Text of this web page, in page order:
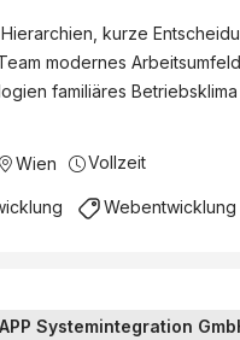
kurze
modernes
familiäres Betriebsklima
Wien Vollzeit
Webentwicklung